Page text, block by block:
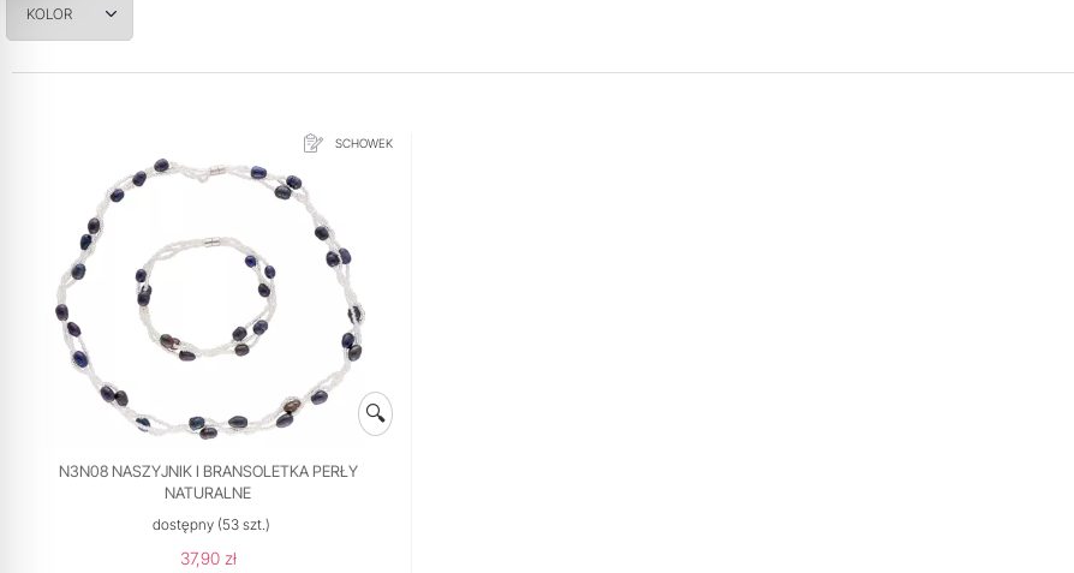
KOLOR
SCHOWEK
🔍
N3N08 NASZYJNIK I BRANSOLETKA PERŁY
NATURALNE
dostępny(53 szt.)
37,90 zł